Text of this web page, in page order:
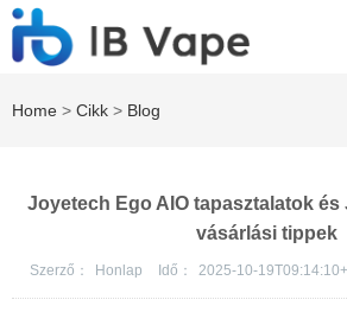
Home > Cikk > Blog
Joyetech Ego AIO tapasztalatok és
vásárlási tippek
Szerző： Honlap Idő： 2025-10-